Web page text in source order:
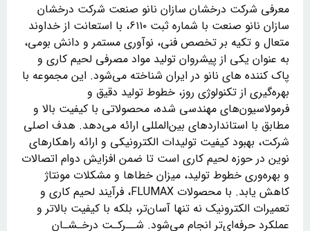
معرفی شرکت درخشان سازان نانو صنعت شرکت درخشان
سازان نانو صنعت با شماره ثبت ۶۱۱۰، با استعانت از خداوند
متعال و تکیه بر تخصص فنی، نوآوری مستمر و دانش بومی،
به عنوان یکی از پیشروان تولید مواد مصرفی لحیم کاری و
پاک کننده های نانو در ایران شناخته می‌شود. این مجموعه با
بهره‌گیری از تکنولوژی روز، خطوط تولید دقیق و
فرمولاسیون‌های مهندسی شده، محصولاتی با کیفیت بالا و
مطابق با استانداردهای بین‌المللی ارائه می‌دهد. هدف اصلی
شرکت، بهبود کیفیت تولیدات الکترونیکی و ارائه راهکارهای
نوین در حوزه لحیم کاری است تا ضمن افزایش دوام اتصالات
و بهره‌وری خطوط تولید، میزان خطاها و مشکلات مونتاژ
کاهش یابد. با محصولات FLUMAX، فرآیند لحیم کاری و
تعمیرات الکترونیک نه تنها آسان‌تر، بلکه با کیفیت بالاتر و
عملکرد حرفه‌ای‌تر انجام می‌شود. شــرکـت درخـشـان